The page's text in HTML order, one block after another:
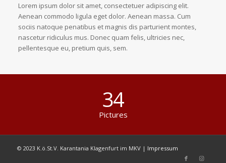
Lorem ipsum dolor sit amet, consectetuer adipiscing elit.
Aenean commodo ligula eget dolor. Aenean massa. Cum
sociis natoque penatibus et magnis dis parturient montes,
nascetur ridiculus mus. Donec quam felis, ultricies nec,
pellentesque eu, pretium quis, sem.
34
Pictures
© 2023 K.ö.St.V. Karantania Klagenfurt im MKV | Impressum